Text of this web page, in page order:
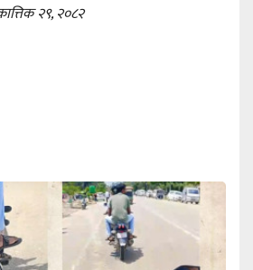
२९, २०८२